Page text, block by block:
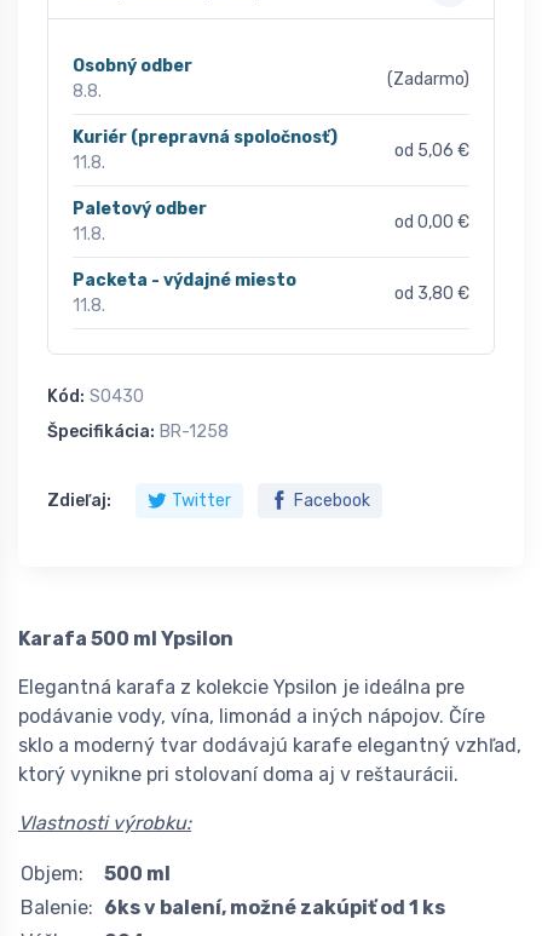
Osobný odber
8.8.
(Zadarmo)
Kuriér (prepravná spoločnosť)
11.8.
od 5,06 €
Paletový odber
11.8.
od 0,00 €
Packeta - výdajné miesto
11.8.
od 3,80 €
Kód: S0430
Špecifikácia: BR-1258
Zdieľaj: Twitter Facebook
Karafa 500 ml Ypsilon
Elegantná karafa z kolekcie Ypsilon je ideálna pre
podávanie vody, vína, limonád a iných nápojov. Číre
sklo a moderný tvar dodávajú karafe elegantný vzhľad,
ktorý vynikne pri stolovaní doma aj v reštaurácii.
Vlastnosti výrobku:
Objem:
500 ml
Balenie: 6ks v balení, možné zakúpiť od 1 ks